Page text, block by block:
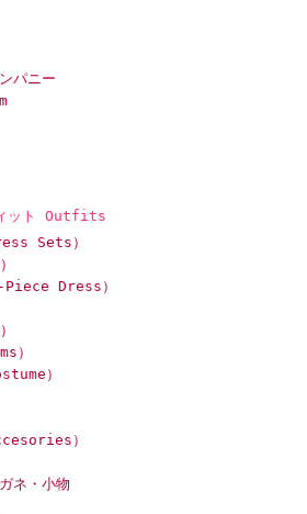
パニー
ット Outfits
Sets）
Piece Dress）
）
）
）
ネ・小物